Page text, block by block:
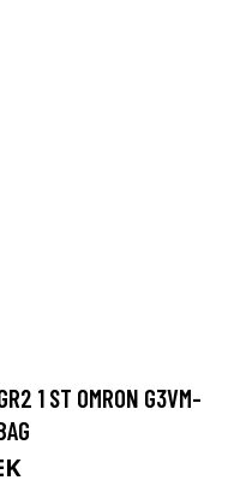
1 ST OMRON G3VM-